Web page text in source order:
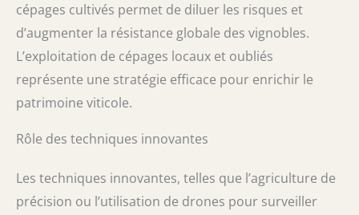
cépages cultivés permet de diluer les risques et
d’augmenter la résistance globale des vignobles.
L’exploitation de cépages locaux et oubliés
représente une stratégie efficace pour enrichir le
patrimoine viticole.
Rôle des techniques innovantes
Les techniques innovantes, telles que l’agriculture de
précision ou l’utilisation de drones pour surveiller